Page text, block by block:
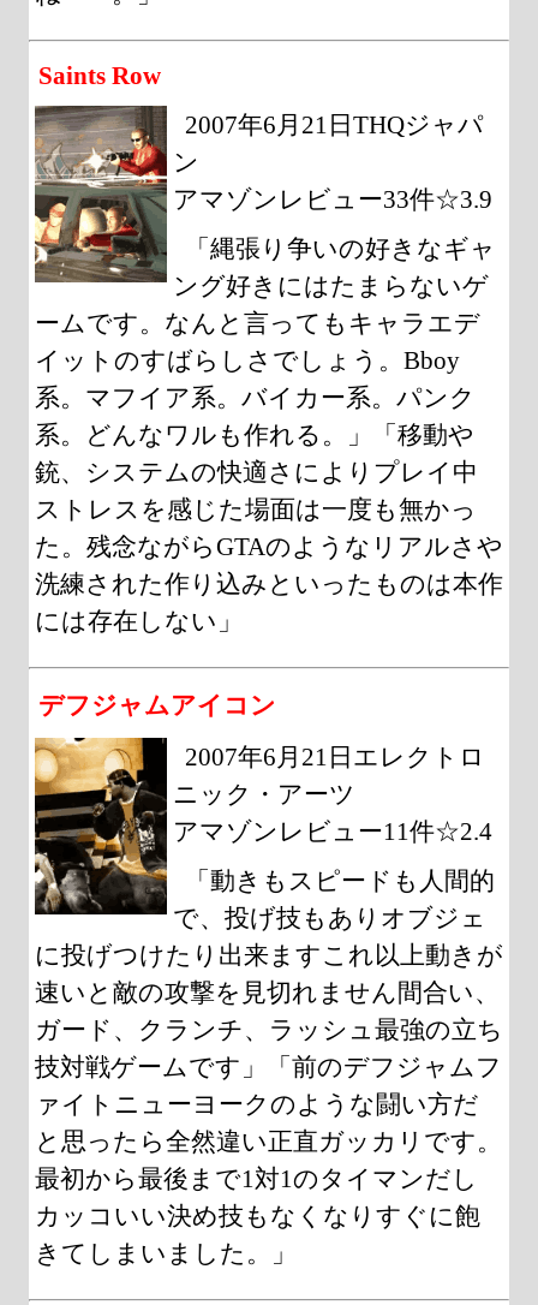
Saints Row
2007年6月21日THQジャパ
ン
アマゾンレビュー33件☆3.9
「縄張り争いの好きなギャ
ング好きにはたまらないゲ
ームです。なんと言ってもキャラエデ
イットのすばらしさでしょう。Bboy
系。マフイア系。バイカー系。パンク
系。どんなワルも作れる。」「移動や
銃、システムの快適さによりプレイ中
ストレスを感じた場面は一度も無かっ
た。残念ながらGTAのようなリアルさや
洗練された作り込みといったものは本作
には存在しない」
デフジャムアイコン
2007年6月21日エレクトロ
ニック・アーツ
アマゾンレビュー11件☆2.4
「動きもスピードも人間的
で、投げ技もありオブジェ
に投げつけたり出来ますこれ以上動きが
速いと敵の攻撃を見切れません間合い、
ガード、クランチ、ラッシュ最強の立ち
技対戦ゲームです」「前のデフジャムフ
ァイトニューヨークのような闘い方だ
と思ったら全然違い正直ガッカリです。
最初から最後まで1対1のタイマンだし
カッコいい決め技もなくなりすぐに飽
きてしまいました。」